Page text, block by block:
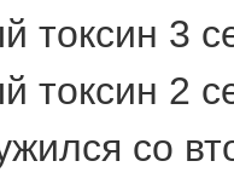
токсин 3
токсин 2
со